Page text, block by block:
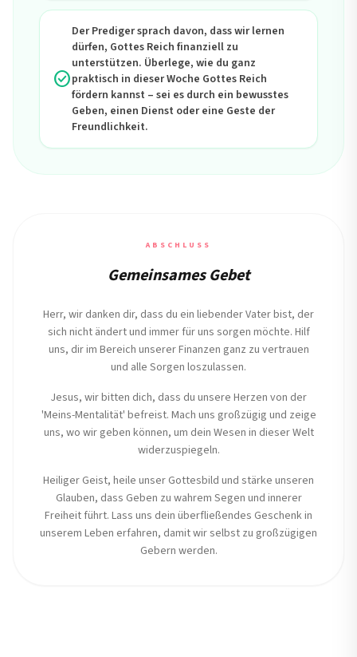
check_circle
Der Prediger sprach davon, dass wir lernen
dürfen, Gottes Reich finanziell zu
unterstützen. Überlege, wie du ganz
praktisch in dieser Woche Gottes Reich
fördern kannst – sei es durch ein bewusstes
Geben, einen Dienst oder eine Geste der
Freundlichkeit.
ABSCHLUSS
Gemeinsames Gebet
Herr, wir danken dir, dass du ein liebender Vater bist, der
sich nicht ändert und immer für uns sorgen möchte. Hilf
uns, dir im Bereich unserer Finanzen ganz zu vertrauen
und alle Sorgen loszulassen.
Jesus, wir bitten dich, dass du unsere Herzen von der
'Meins-Mentalität' befreist. Mach uns großzügig und zeige
uns, wo wir geben können, um dein Wesen in dieser Welt
widerzuspiegeln.
Heiliger Geist, heile unser Gottesbild und stärke unseren
Glauben, dass Geben zu wahrem Segen und innerer
Freiheit führt. Lass uns dein überfließendes Geschenk in
unserem Leben erfahren, damit wir selbst zu großzügigen
Gebern werden.